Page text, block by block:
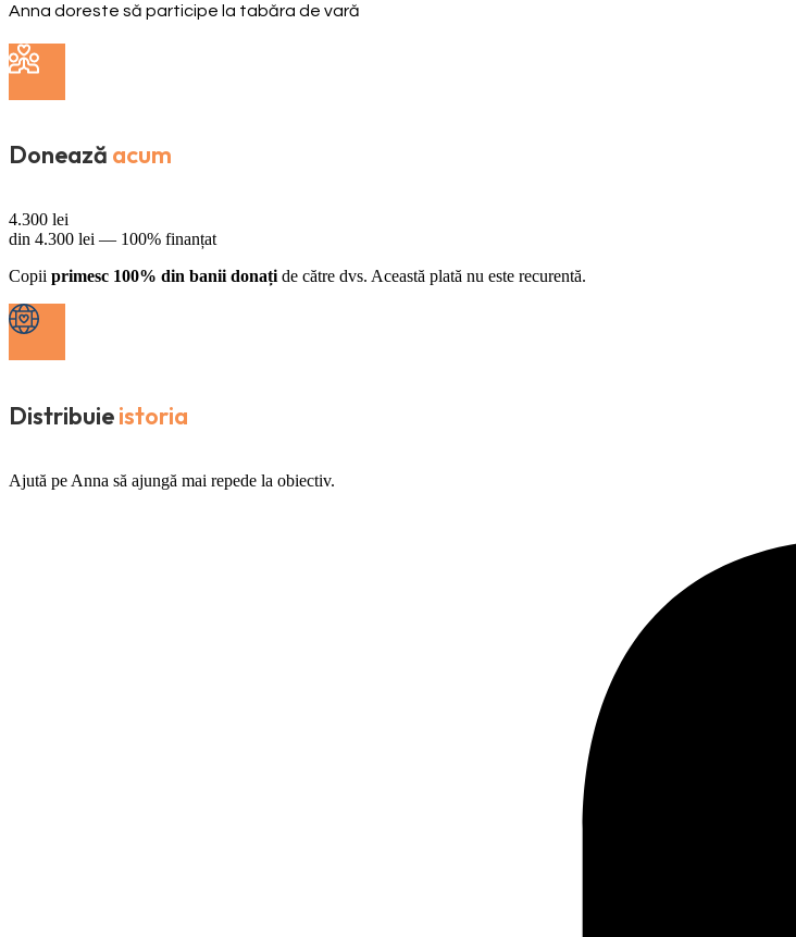
Anna doreste să participe la tabăra de vară
Donează acum
4.300 lei
din 4.300 lei — 100% finanțat
Copii primesc 100% din banii donați de către dvs. Această plată nu este recurentă.
Distribuieistoria
Ajută pe Anna să ajungă mai repede la obiectiv.